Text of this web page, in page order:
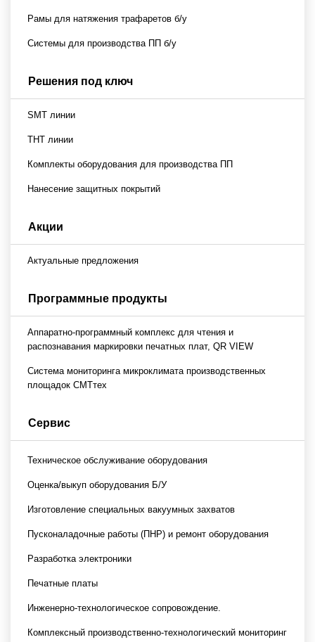
Рамы для натяжения трафаретов б/у
Системы для производства ПП б/у
Решения под ключ
SMT линии
THT линии
Комплекты оборудования для производства ПП
Нанесение защитных покрытий
Акции
Актуальные предложения
Программные продукты
Аппаратно-программный комплекс для чтения и
распознавания маркировки печатных плат, QR VIEW
Система мониторинга микроклимата производственных
площадок СМТтех
Сервис
Техническое обслуживание оборудования
Оценка/выкуп оборудования Б/У
Изготовление специальных вакуумных захватов
Пусконаладочные работы (ПНР) и ремонт оборудования
Разработка электроники
Печатные платы
Инженерно-технологическое сопровождение.
Комплексный производственно-технологический мониторинг